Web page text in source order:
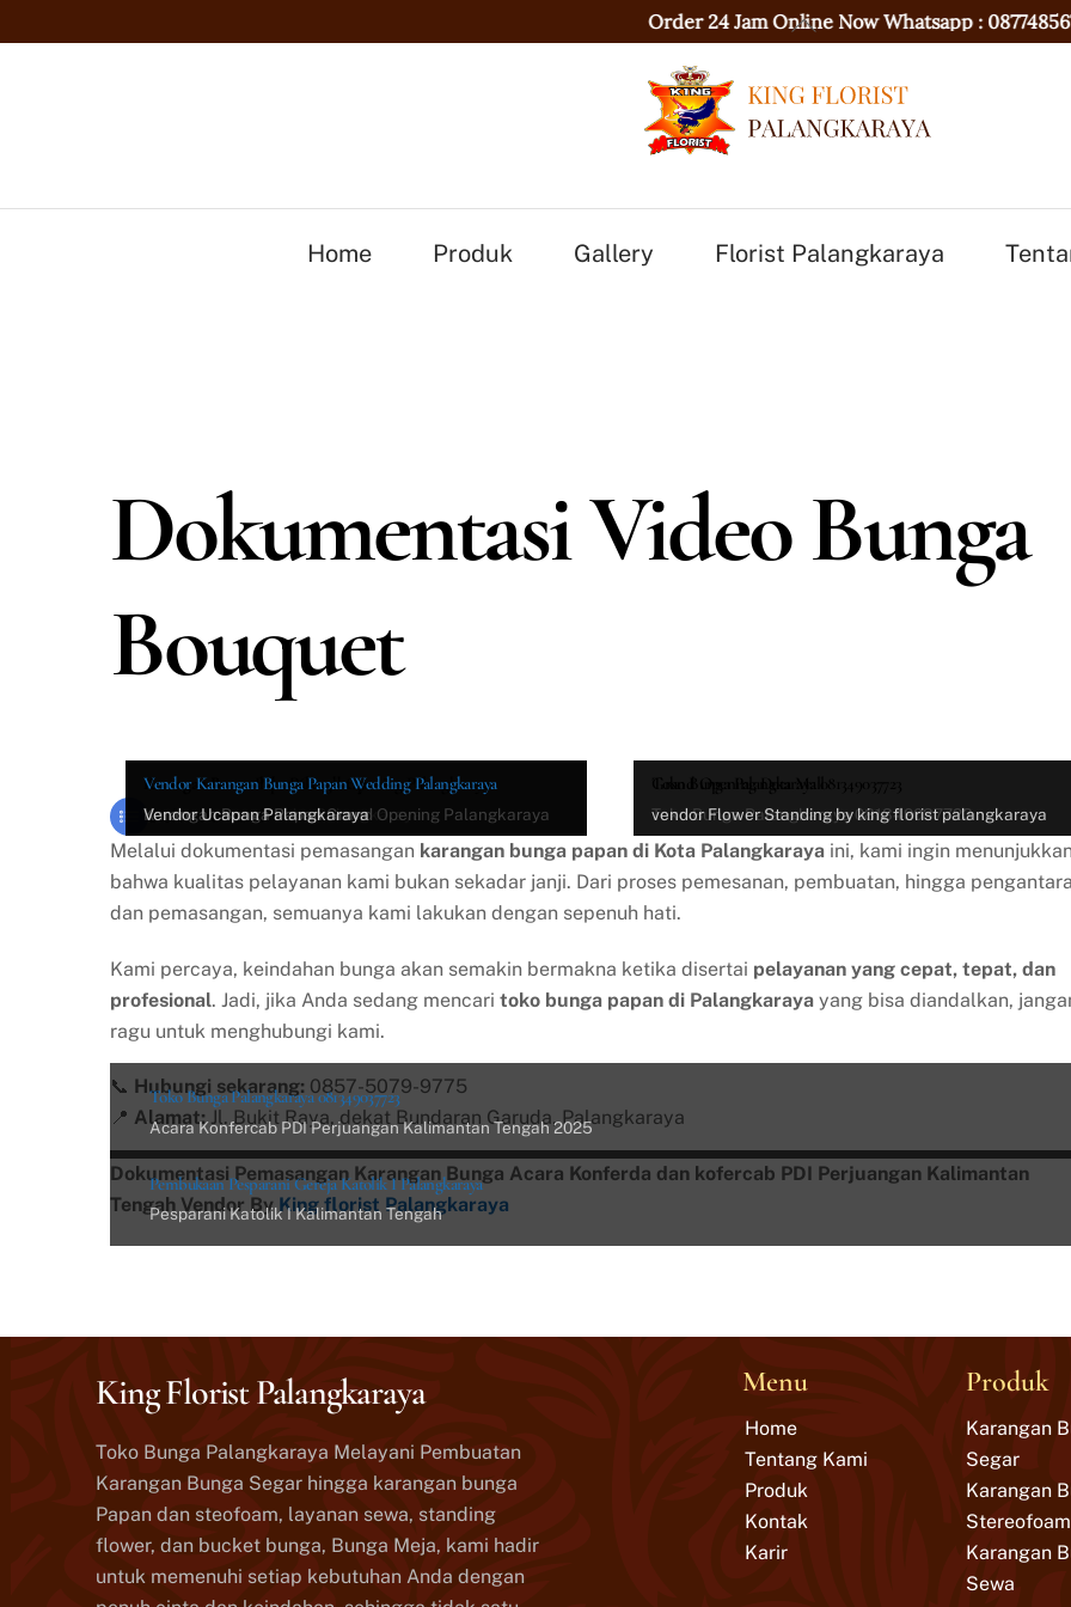
to
Order 24 Jam Online Now Whatsapp :087748567736
Home Produk Gallery Florist Palangkaraya
Dokumentasi Video Bunga
Bouquet
Dokumentasi
Karangan Bunga duka Palangkaraya
Karangan Bunga duka Palangkaraya
Karangan Bunga Papan Grand Opening Palangkaraya
Karangan Bunga Papan Grand Opening Palangkaraya
Vendor Karangan Bunga Papan Wedding Palangkaraya
Vendor Ucapan Palangkaraya Toko Bunga Palangkaraya 081349037723
vendor Flower Standing by king florist palangkaraya
Melalui dokumentasi pemasangan karangan bunga papan di Kota Palangkaraya ini, kami ingin menunjukkan
bahwa kualitas pelayanan kami bukan sekadar janji. Dari proses pemesanan, pembuatan, hingga
dan pemasangan, semuanya kami lakukan dengan sepenuh hati.
Kami percaya, keindahan bunga akan semakin bermakna ketika disertai pelayanan yang cepat, tepat, dan
profesional. Jadi, jika Anda sedang mencari toko bunga papan di Palangkaraya yang bisa diandalkan,
ragu untuk menghubungi kami.
📞 Hubungi sekarang: 0857-5079-9775
📍 Alamat:Jl. Bukit Raya, dekat Bundaran Garuda, Palangkaraya
Toko Bunga Palangkaraya 081349037723
Acara Konfercab PDI Perjuangan Kalimantan Tengah 2025
Dokumentasi Pemasangan Karangan Bunga Acara Konferda dan kofercab PDI Perjuangan Kalimantan
Tengah Vendor ByKing florist Palangkaraya
Pembukaan Pesparani Gereja Katolik I Palangkaraya
Pesparani Katolik I Kalimantan Tengah
Back
To
Top
King Florist Palangkaraya
Toko Bunga Palangkaraya Melayani Pembuatan
Karangan Bunga Segar hingga karangan bunga
Papan dan steofoam, layanan sewa, standing
flower, dan bucket bunga, Bunga Meja, kami hadir
untuk memenuhi setiap kebutuhan Anda dengan
Menu
Home
Tentang Kami
Produk
Kontak
Karir
Produk
Karangan
Segar
Karangan
Stereofoam
Karangan
Sewa